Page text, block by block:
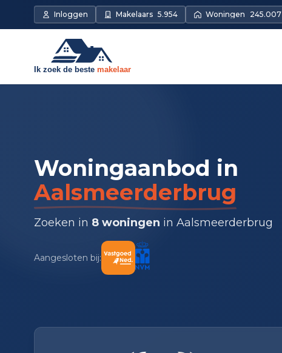
Inloggen Makelaars 5.954 Woningen 245.007
Woningaanbod in
Aalsmeerderbrug
Zoeken in 8 woningen in Aalsmeerderbrug
Aangesloten bij: